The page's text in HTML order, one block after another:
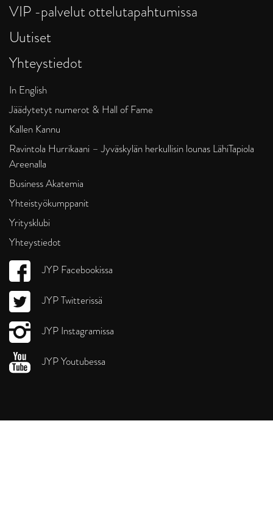
VIP -palvelut ottelutapahtumissa
Uutiset
Yhteystiedot
In English
Jäädytetyt numerot & Hall of Fame
Kallen Kannu
Ravintola Hurrikaani – Jyväskylän herkullisin lounas LähiTapiola
Areenalla
Business Akatemia
Yhteistyökumppanit
Yritysklubi
Yhteystiedot
JYP Facebookissa
JYP Twitterissä
JYP Instagramissa
JYP Youtubessa